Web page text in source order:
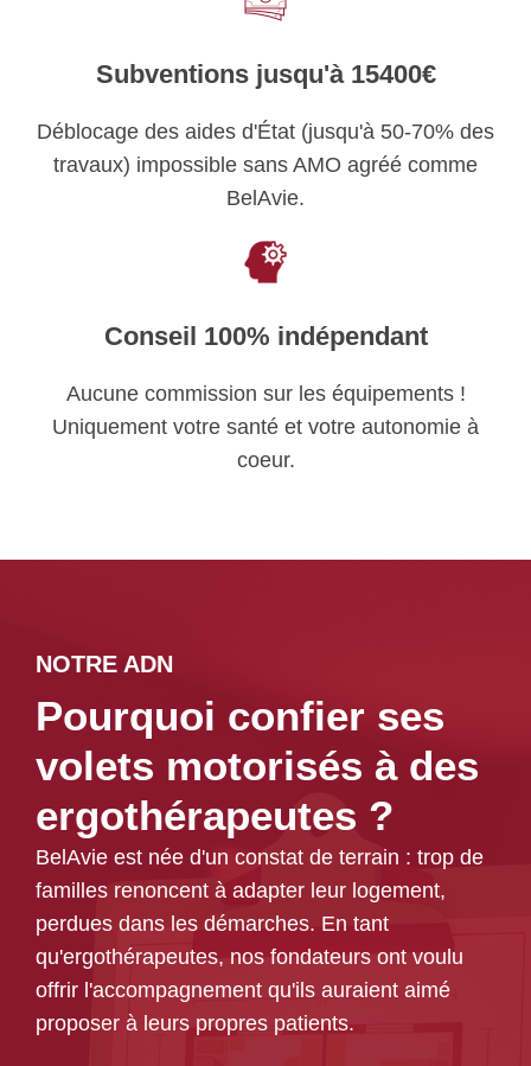
Subventions jusqu'à 15400€
Déblocage des aides d'État (jusqu'à 50-70% des
travaux) impossible sans AMO agréé comme
BelAvie.
Conseil 100% indépendant
Aucune commission sur les équipements !
Uniquement votre santé et votre autonomie à
coeur.
NOTRE ADN
Pourquoi confier ses
volets motorisés à des
ergothérapeutes ?
BelAvie est née d'un constat de terrain : trop de
familles renoncent à adapter leur logement,
perdues dans les démarches. En tant
qu'ergothérapeutes, nos fondateurs ont voulu
offrir l'accompagnement qu'ils auraient aimé
proposer à leurs propres patients.